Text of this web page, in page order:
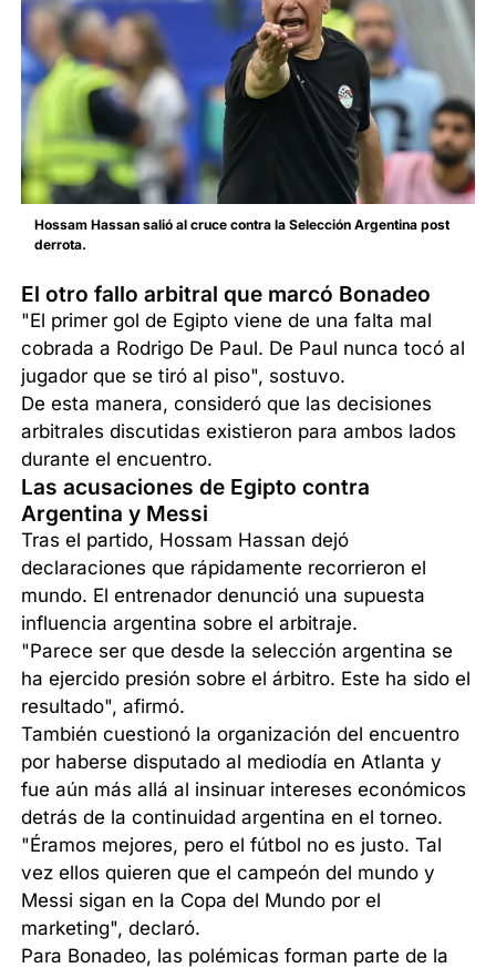
Hossam Hassan salió al cruce contra la Selección Argentina post
derrota.
El otro fallo arbitral que marcó Bonadeo
"El primer gol de Egipto viene de una falta mal
cobrada a Rodrigo De Paul. De Paul nunca tocó al
jugador que se tiró al piso", sostuvo.
De esta manera, consideró que las decisiones
arbitrales discutidas existieron para ambos lados
durante el encuentro.
Las acusaciones de Egipto contra
Argentina y Messi
Tras el partido, Hossam Hassan dejó
declaraciones que rápidamente recorrieron el
mundo. El entrenador denunció una supuesta
influencia argentina sobre el arbitraje.
"Parece ser que desde la selección argentina se
ha ejercido presión sobre el árbitro. Este ha sido el
resultado", afirmó.
También cuestionó la organización del encuentro
por haberse disputado al mediodía en Atlanta y
fue aún más allá al insinuar intereses económicos
detrás de la continuidad argentina en el torneo.
"Éramos mejores, pero el fútbol no es justo. Tal
vez ellos quieren que el campeón del mundo y
Messi sigan en la Copa del Mundo por el
marketing", declaró.
Para Bonadeo, las polémicas forman parte de la